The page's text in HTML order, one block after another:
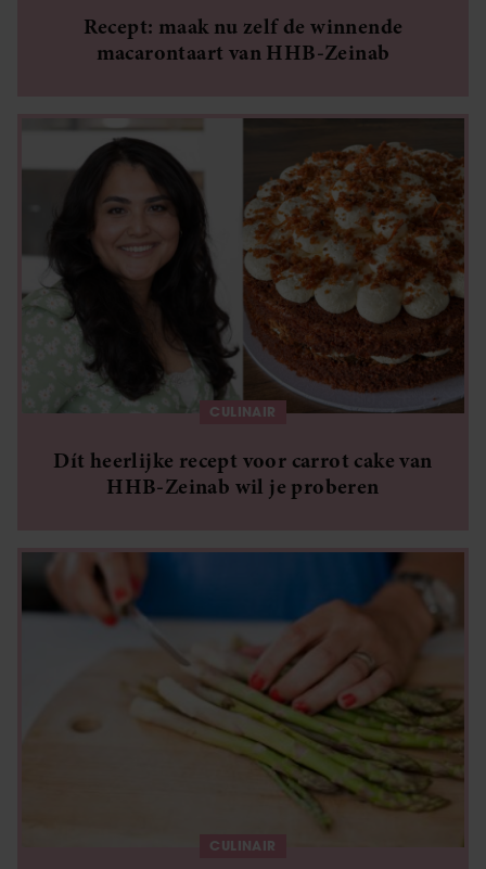
gaat akkoord met onze cookies als u onze website blijft
Recept: maak nu zelf de winnende
macarontaart van HHB-Zeinab
CULINAIR
Dít heerlijke recept voor carrot cake van
HHB-Zeinab wil je proberen
CULINAIR